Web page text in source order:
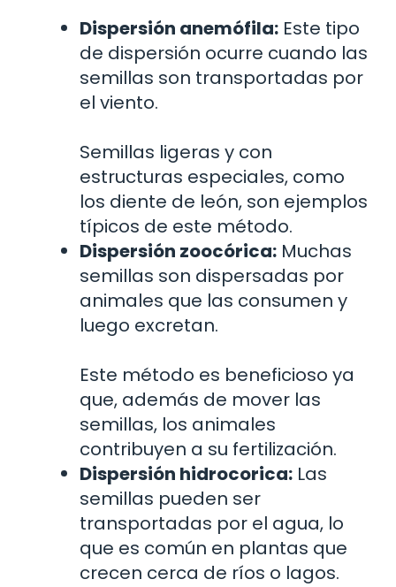
Dispersión anemófila: Este tipo
de dispersión ocurre cuando las
semillas son transportadas por
el viento.
Semillas ligeras y con
estructuras especiales, como
los diente de león, son ejemplos
típicos de este método.
Dispersión zoocórica: Muchas
semillas son dispersadas por
animales que las consumen y
luego excretan.
Este método es beneficioso ya
que, además de mover las
semillas, los animales
contribuyen a su fertilización.
Dispersión hidrocorica: Las
semillas pueden ser
transportadas por el agua, lo
que es común en plantas que
crecen cerca de ríos o lagos.